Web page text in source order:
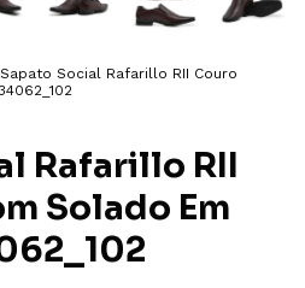
Sapato Social Rafarillo RII Couro
Rafarillo RII
Solado Em